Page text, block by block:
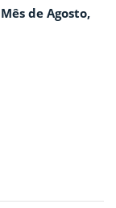
de Agosto,